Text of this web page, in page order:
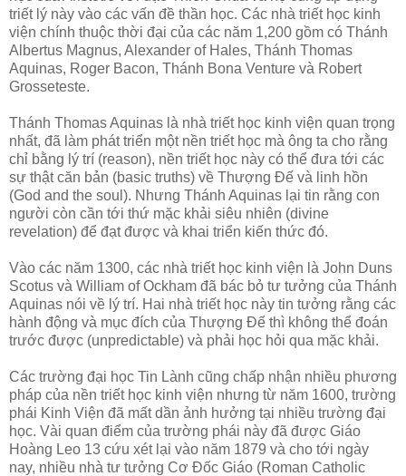
triết lý này vào các vấn đề thần học. Các nhà triết học kinh
viện chính thuộc thời đại của các năm 1,200 gồm có Thánh
Albertus Magnus, Alexander of Hales, Thánh Thomas
Aquinas, Roger Bacon, Thánh Bona Venture và Robert
Grosseteste.
Thánh Thomas Aquinas là nhà triết học kinh viện quan trọng
nhất, đã làm phát triển một nền triết học mà ông ta cho rằng
chỉ bằng lý trí (reason), nền triết học này có thể đưa tới các
sự thật căn bản (basic truths) về Thượng Đế và linh hồn
(God and the soul). Nhưng Thánh Aquinas lại tin rằng con
người còn cần tới thứ mặc khải siêu nhiên (divine
revelation) để đạt được và khai triển kiến thức đó.
Vào các năm 1300, các nhà triết học kinh viện là John Duns
Scotus và William of Ockham đã bác bỏ tư tưởng của Thánh
Aquinas nói về lý trí. Hai nhà triết học này tin tưởng rằng các
hành động và mục đích của Thượng Đế thì không thể đoán
trước được (unpredictable) và phải học hỏi qua mặc khải.
Các trường đại học Tin Lành cũng chấp nhận nhiều phương
pháp của nền triết học kinh viện nhưng từ năm 1600, trường
phái Kinh Viện đã mất dần ảnh hưởng tại nhiều trường đại
học. Vài quan điểm của trường phái này đã được Giáo
Hoàng Leo 13 cứu xét lại vào năm 1879 và cho tới ngày
nay, nhiều nhà tư tưởng Cơ Đốc Giáo (Roman Catholic